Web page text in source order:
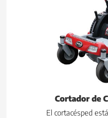
Cortador de
El cortacésped